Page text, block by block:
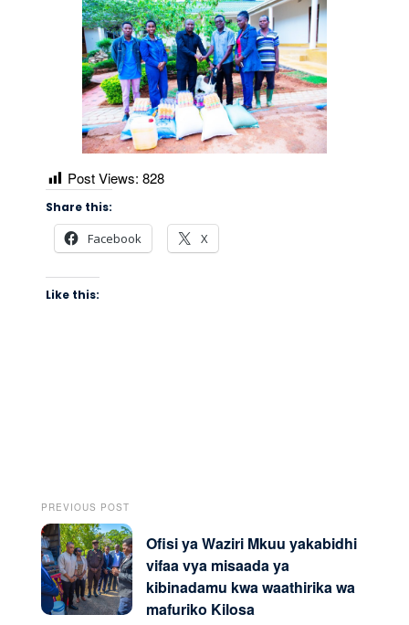
Post Views: 828
Share this:
Facebook X
Like this:
PREVIOUS POST
Ofisi ya Waziri Mkuu yakabidhi
vifaa vya misaada ya
kibinadamu kwa waathirika wa
mafuriko Kilosa